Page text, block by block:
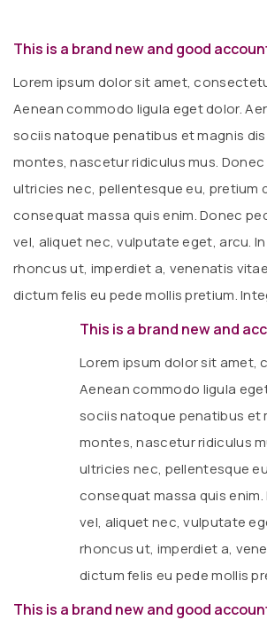
This is a brand new and good
Lorem ipsum dolor sit amet,
Aenean commodo ligula eget dolor.
sociis natoque penatibus et magnis
montes, nascetur ridiculus mus. Donec
ultricies nec, pellentesque eu, pretium
consequat massa quis enim. Donec
vel, aliquet nec, vulputate eget, arcu.
rhoncus ut, imperdiet a, venenatis
dictum felis eu pede mollis pretium.
This is a brand new and
Lorem ipsum dolor sit
Aenean commodo ligula
sociis natoque penatibus et
montes, nascetur ridiculus
ultricies nec, pellentesque
consequat massa quis
vel, aliquet nec, vulputate
rhoncus ut, imperdiet a,
dictum felis eu pede mollis
This is a brand new and good